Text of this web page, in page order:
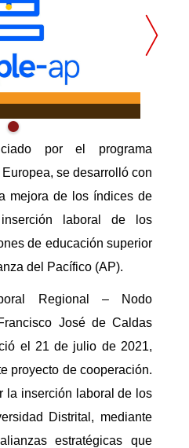
por el programa
se desarrolló con
mejora de los índices de
laboral de los
de educación superior
del Pacífico (AP).
Regional – Nodo
José de Caldas
el 21 de julio de 2021,
proyecto de cooperación.
la inserción laboral de los
Distrital, mediante
estratégicas que